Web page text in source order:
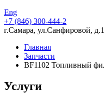
Eng
+7 (846) 300-444-2
г.Самара, ул.Санфировой,
Главная
Запчасти
BF1102 Топливный
Услуги